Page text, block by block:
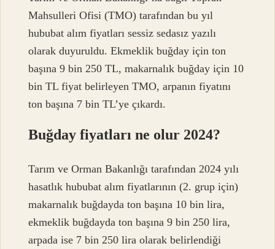
Mahsulleri Ofisi (TMO) tarafından bu yıl
hububat alım fiyatları sessiz sedasız yazılı
olarak duyuruldu. Ekmeklik buğday için ton
başına 9 bin 250 TL, makarnalık buğday için 10
bin TL fiyat belirleyen TMO, arpanın fiyatını
ton başına 7 bin TL’ye çıkardı.
Buğday fiyatları ne olur 2024?
Tarım ve Orman Bakanlığı tarafından 2024 yılı
hasatlık hububat alım fiyatlarının (2. grup için)
makarnalık buğdayda ton başına 10 bin lira,
ekmeklik buğdayda ton başına 9 bin 250 lira,
arpada ise 7 bin 250 lira olarak belirlendiği